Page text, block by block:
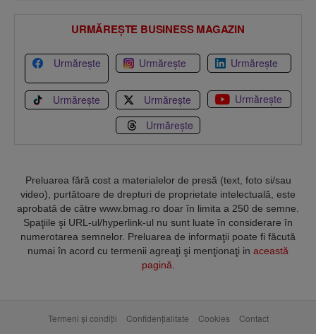
URMĂREȘTE BUSINESS MAGAZIN
Urmărește Urmărește Urmărește
Urmărește Urmărește
Urmărește
Urmărește
Preluarea fără cost a materialelor de presă (text, foto si/sau
video), purtătoare de drepturi de proprietate intelectuală, este
aprobată de către www.bmag.ro doar în limita a 250 de semne.
Spaţiile şi URL-ul/hyperlink-ul nu sunt luate în considerare în
numerotarea semnelor. Preluarea de informaţii poate fi făcută
numai în acord cu termenii agreaţi şi menţionaţi in această
pagină.
Termeni și condiții Confidențialitate Cookies Contact